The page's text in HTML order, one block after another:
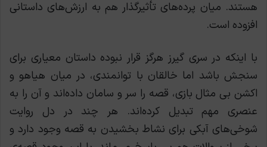
هستند. میان پرده‌های تأثیرگذار هم به ارزش‌های داستانی
افزوده است.
با اینکه در سری گیرز هرگز قرار نبوده داستان معیاری برای
سنجش باشد اما خالقان با توانمندی، در میان هیاهو و
اکشن بی مثال بازی، قصه را سر و سامان داده‌اند و آن را به
عنصری مهم تبدیل کرده‌اند. هر چند در دل روایت
شوخی‌های آبکی برای نشاط بخشیدن به قصه وجود دارد و